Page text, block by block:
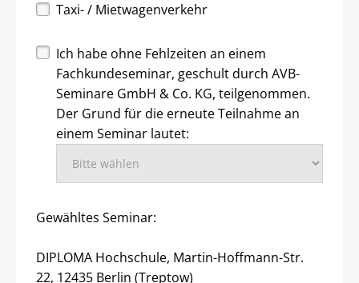
Taxi- / Mietwagenverkehr
Ich habe ohne Fehlzeiten an einem
Fachkundeseminar, geschult durch AVB-
Seminare GmbH & Co. KG, teilgenommen.
Der Grund für die erneute Teilnahme an
einem Seminar lautet:
Gewähltes Seminar:
DIPLOMA Hochschule, Martin-Hoffmann-Str.
22, 12435 Berlin (Treptow)